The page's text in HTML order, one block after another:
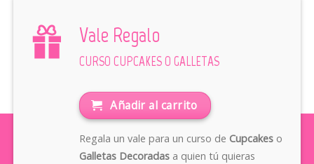
Vale Regalo
CURSO CUPCAKES O GALLETAS
Añadir al carrito
Regala un vale para un curso de Cupcakeso
Galletas Decoradasa quien tú quieras